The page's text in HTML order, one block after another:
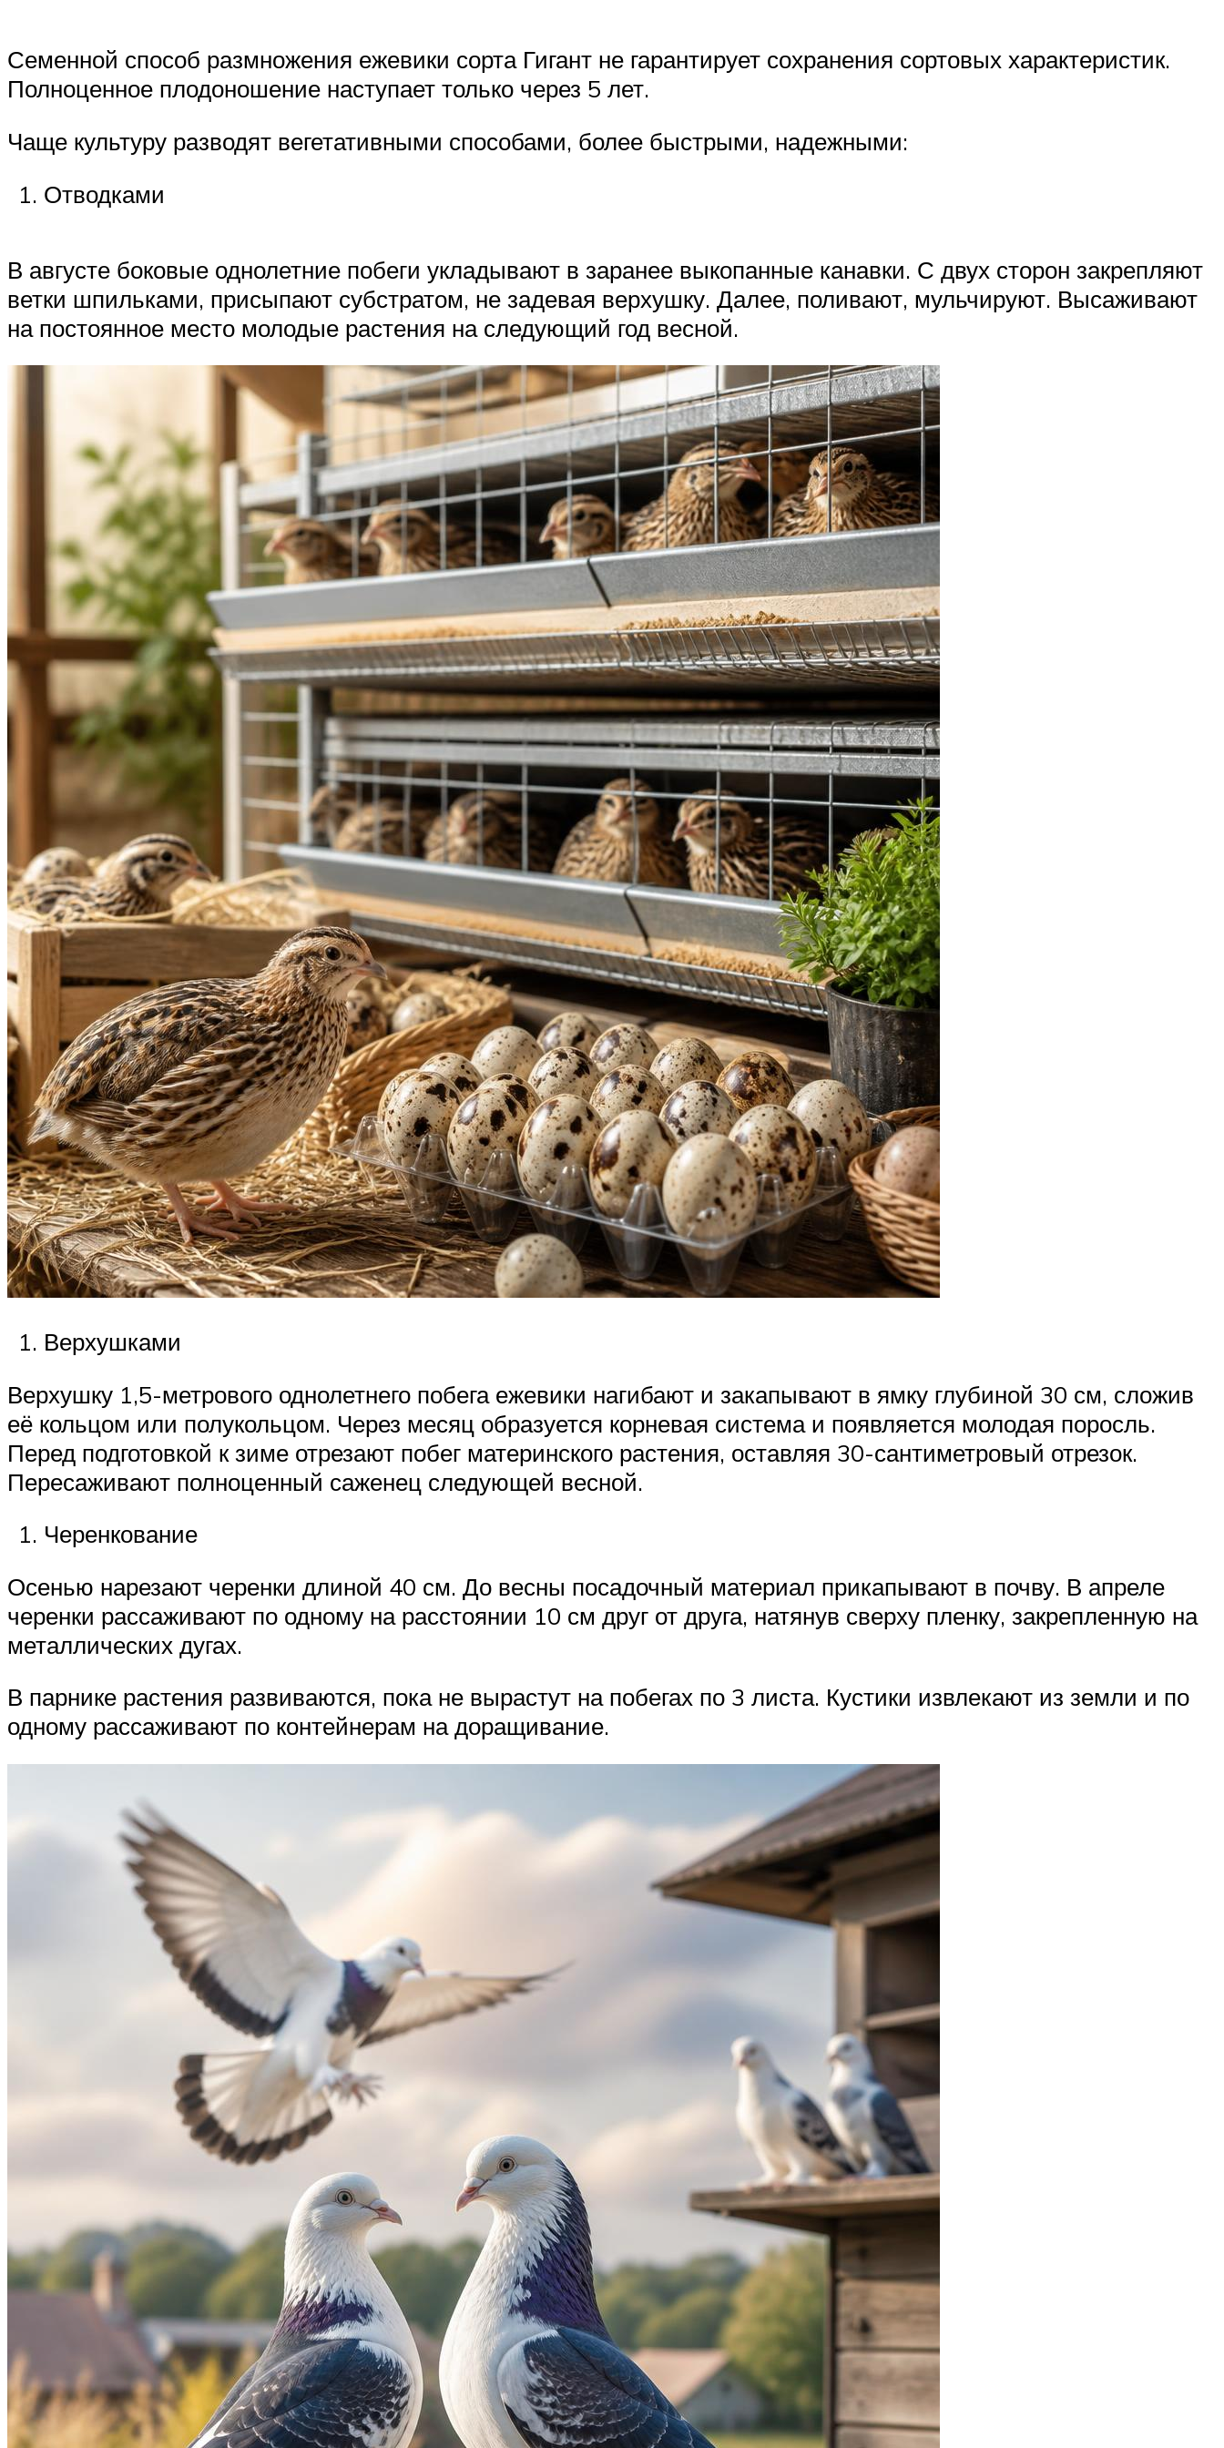
Семенной способ размножения ежевики сорта Гигант не гарантирует сохранения сортовых характеристик.
Полноценное плодоношение наступает только через 5 лет.
Чаще культуру разводят вегетативными способами, более быстрыми, надежными:
Отводками
В августе боковые однолетние побеги укладывают в заранее выкопанные канавки. С двух сторон закрепляют
ветки шпильками, присыпают субстратом, не задевая верхушку. Далее, поливают, мульчируют. Высаживают
на постоянное место молодые растения на следующий год весной.
Верхушками
Верхушку 1,5-метрового однолетнего побега ежевики нагибают и закапывают в ямку глубиной 30 см, сложив
её кольцом или полукольцом. Через месяц образуется корневая система и появляется молодая поросль.
Перед подготовкой к зиме отрезают побег материнского растения, оставляя 30-сантиметровый отрезок.
Пересаживают полноценный саженец следующей весной.
Черенкование
Осенью нарезают черенки длиной 40 см. До весны посадочный материал прикапывают в почву. В апреле
черенки рассаживают по одному на расстоянии 10 см друг от друга, натянув сверху пленку, закрепленную на
металлических дугах.
В парнике растения развиваются, пока не вырастут на побегах по 3 листа. Кустики извлекают из земли и по
одному рассаживают по контейнерам на доращивание.